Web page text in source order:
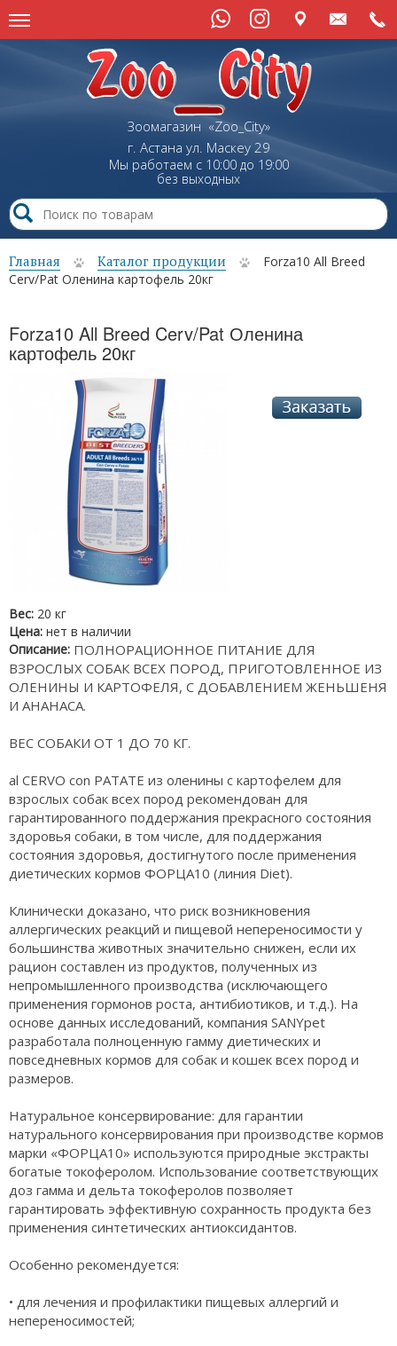
Зоомагазин «Zoo_City»
г. Астана ул. Маскеу29
Мы работаем с 10:00 до 19:00
без выходных
Главная Каталог продукции
Forza10 All Breed
Cerv/Pat Оленина картофель 20кг
Forza10 All Breed Cerv/Pat Оленина
картофель 20кг
Вес: 20 кг
Цена: нет в наличии
Описание: ПОЛНОРАЦИОННОЕ ПИТАНИЕ ДЛЯ
ВЗРОСЛЫХ СОБАК ВСЕХ ПОРОД, ПРИГОТОВЛЕННОЕ ИЗ
ОЛЕНИНЫ И КАРТОФЕЛЯ, С ДОБАВЛЕНИЕМ ЖЕНЬШЕНЯ
И АНАНАСА.
ВЕС СОБАКИ ОТ 1 ДО 70 КГ.
al CERVO con PATATE из оленины с картофелем для
взрослых собак всех пород рекомендован для
гарантированного поддержания прекрасного состояния
здоровья собаки, в том числе, для поддержания
состояния здоровья, достигнутого после применения
диетических кормов ФОРЦА10 (линия Diet).
Клинически доказано, что риск возникновения
аллергических реакций и пищевой непереносимости у
большинства животных значительно снижен, если их
рацион составлен из продуктов, полученных из
непромышленного производства (исключающего
применения гормонов роста, антибиотиков, и т.д.). На
основе данных исследований, компания SANYpet
разработала полноценную гамму диетических и
повседневных кормов для собак и кошек всех пород и
размеров.
Натуральное консервирование: для гарантии
натурального консервирования при производстве кормов
марки «ФОРЦА10» используются природные экстракты
богатые токоферолом. Использование соответствующих
доз гамма и дельта токоферолов позволяет
гарантировать эффективную сохранность продукта без
применения синтетических антиоксидантов.
Особенно рекомендуется:
• для лечения и профилактики пищевых аллергий и
непереносимостей;